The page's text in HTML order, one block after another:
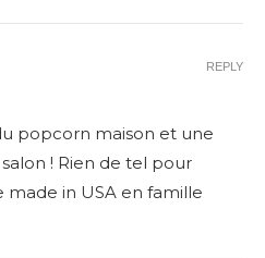
popcorn maison et une
! Rien de tel pour
made in USA en famille
REPLY